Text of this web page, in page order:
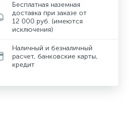
Бесплатная наземная
доставка при заказе от
12 000 руб. (имеются
исключения)
Наличный и безналичный
расчет, банковские карты,
кредит